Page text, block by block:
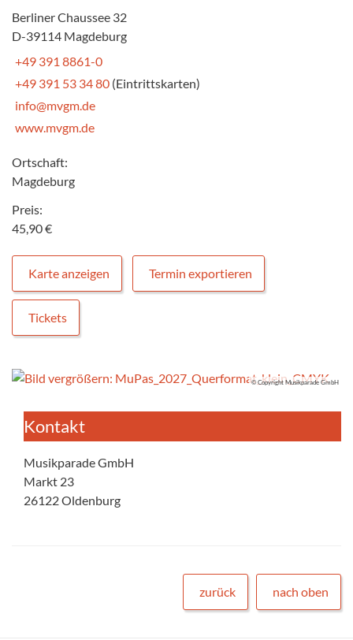
Berliner Chaussee 32
D-39114 Magdeburg
+49 391 8861-0
+49 391 53 34 80 (Eintrittskarten)
info@mvgm.de
www.mvgm.de
Ortschaft:
Magdeburg
Preis:
45,90 €
Karte anzeigen Termin exportieren
Tickets
© Copyright Musikparade GmbH
Kontakt
Musikparade GmbH
Markt 23
26122 Oldenburg
zurück nach oben